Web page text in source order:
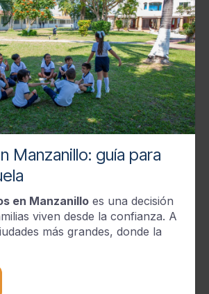
Manzanillo: guía para
en Manzanillo es una decisión
viven desde la confianza. A
más grandes, donde la